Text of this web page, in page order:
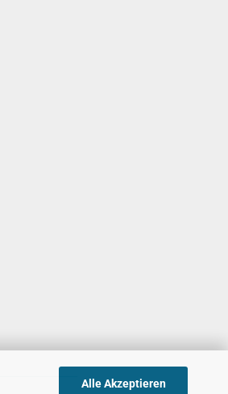
Alle Akzeptieren